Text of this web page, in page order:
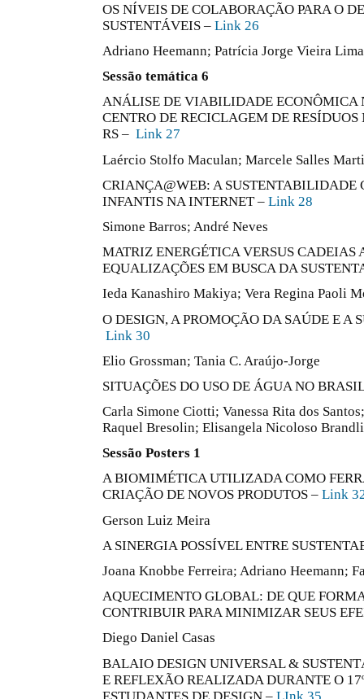
OS NÍVEIS DE COLABORAÇÃO PARA O
SUSTENTÁVEIS – Link 26
Adriano Heemann; Patrícia Jorge Vieira Lima
Sessão temática 6
ANÁLISE DE VIABILIDADE ECONÔMICA
CENTRO DE RECICLAGEM DE
RS – Link 27
Laércio Stolfo Maculan; Marcele Salles
CRIANÇA@WEB: A SUSTENTABILIDADE
INFANTIS NA INTERNET – Link 28
Simone Barros; André Neves
MATRIZ ENERGÉTICA VERSUS CADEIAS
EQUALIZAÇÕES EM BUSCA DA
Ieda Kanashiro Makiya; Vera Regina Paoli
O DESIGN, A PROMOÇÃO DA SAÚDE E A
Link 30
Elio Grossman; Tania C. Araújo-Jorge
SITUAÇÕES DO USO DE ÁGUA NO
Carla Simone Ciotti; Vanessa Rita dos
Raquel Bresolin; Elisangela Nicoloso
Sessão Posters 1
A BIOMIMÉTICA UTILIZADA COMO
CRIAÇÃO DE NOVOS PRODUTOS – Link
Gerson Luiz Meira
A SINERGIA POSSÍVEL ENTRE
Joana Knobbe Ferreira; Adriano Heemann;
AQUECIMENTO GLOBAL: DE QUE
CONTRIBUIR PARA MINIMIZAR SEUS
Diego Daniel Casas
BALAIO DESIGN UNIVERSAL &
E REFLEXÃO REALIZADA DURANTE O
ESTUDANTES DE DESIGN – LInk 35